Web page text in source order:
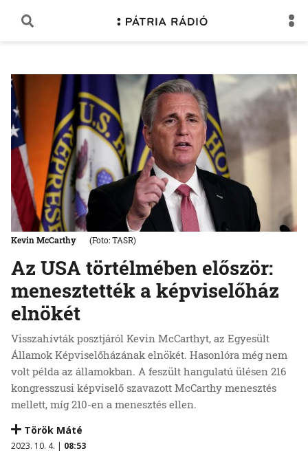
Az USA törtélmében először:
menesztették a képviselőház
elnökét
Visszahívták posztjáról Kevin McCarthyt, az Egyesült
Államok Képviselőházának elnökét. Hasonlóra még nem
volt példa az államokban. A feszült hangulatú ülésen 216
kongresszusi képviselő szavazott McCarthy menesztés
mellett, míg 210-en a menesztés ellen.
Török Máté
2023. 10. 4. | 08:53
Kevin McCarthy (Foto: TASR)